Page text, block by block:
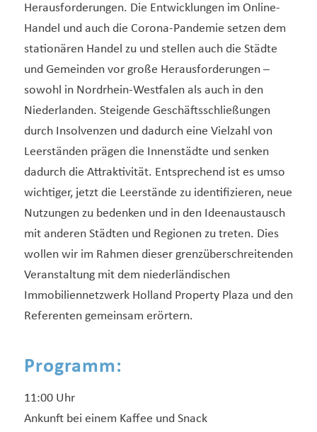
Herausforderungen. Die Entwicklungen im Online-
Handel und auch die Corona-Pandemie setzen dem
stationären Handel zu und stellen auch die Städte
und Gemeinden vor große Herausforderungen –
sowohl in Nordrhein-Westfalen als auch in den
Niederlanden. Steigende Geschäftsschließungen
durch Insolvenzen und dadurch eine Vielzahl von
Leerständen prägen die Innenstädte und senken
dadurch die Attraktivität. Entsprechend ist es umso
wichtiger, jetzt die Leerstände zu identifizieren, neue
Nutzungen zu bedenken und in den Ideenaustausch
mit anderen Städten und Regionen zu treten. Dies
wollen wir im Rahmen dieser grenzüberschreitenden
Veranstaltung mit dem niederländischen
Immobiliennetzwerk Holland Property Plaza und den
Referenten gemeinsam erörtern.
Programm:
11:00 Uhr
Ankunft bei einem Kaffee und Snack